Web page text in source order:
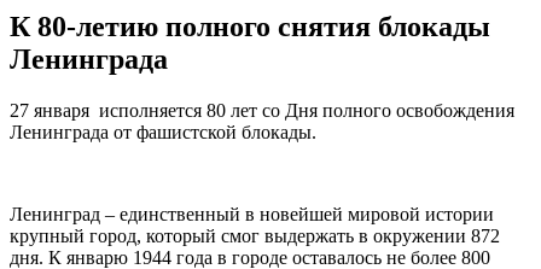
К 80-летию полного снятия блокады
Ленинграда
27 января исполняется 80 лет со Дня полного освобождения
Ленинграда от фашистской блокады.
Ленинград – единственный в новейшей мировой истории
крупный город, который смог выдержать в окружении 872
дня. К январю 1944 года в городе оставалось не более 800